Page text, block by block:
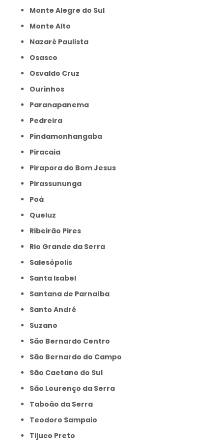
Monte Alegre do Sul
Monte Alto
Nazaré Paulista
Osasco
Osvaldo Cruz
Ourinhos
Paranapanema
Pedreira
Pindamonhangaba
Piracaia
Pirapora do Bom Jesus
Pirassununga
Poá
Queluz
Ribeirão Pires
Rio Grande da Serra
Salesópolis
Santa Isabel
Santana de Parnaíba
Santo André
Suzano
São Bernardo Centro
São Bernardo do Campo
São Caetano do Sul
São Lourenço da Serra
Taboão da Serra
Teodoro Sampaio
Tijuco Preto